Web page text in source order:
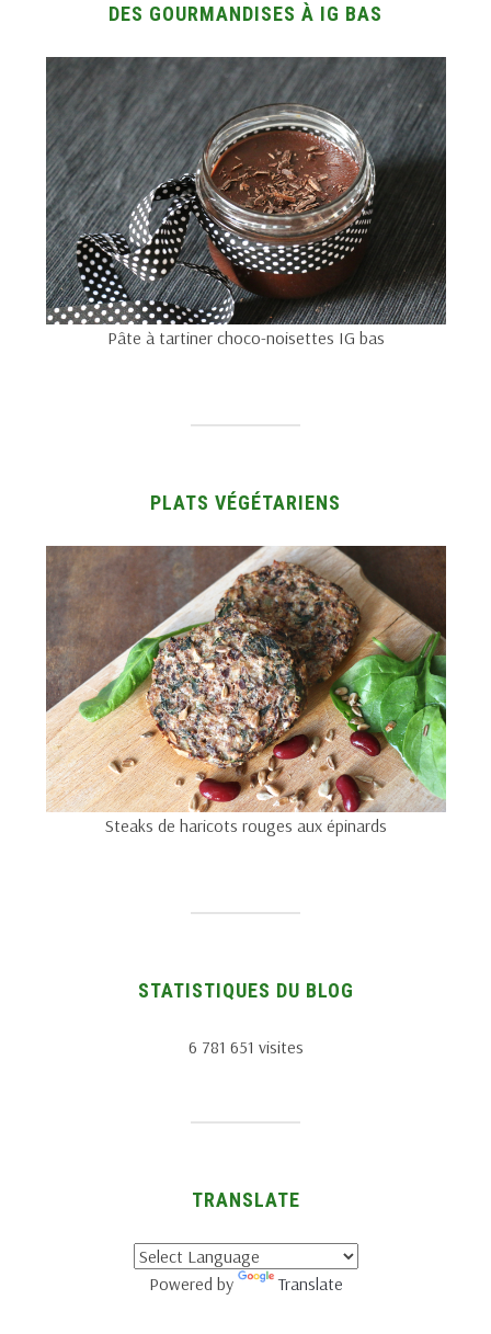
DES GOURMANDISES À IG BAS
Pâte à tartiner choco-noisettes IG bas
PLATS VÉGÉTARIENS
Steaks de haricots rouges aux épinards
STATISTIQUES DU BLOG
6 781 651 visites
TRANSLATE
Powered by Translate